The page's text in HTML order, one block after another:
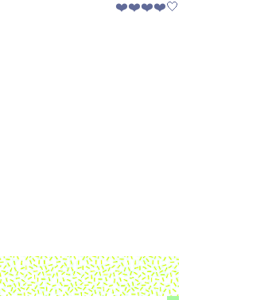
❤️❤️❤️❤️🤍